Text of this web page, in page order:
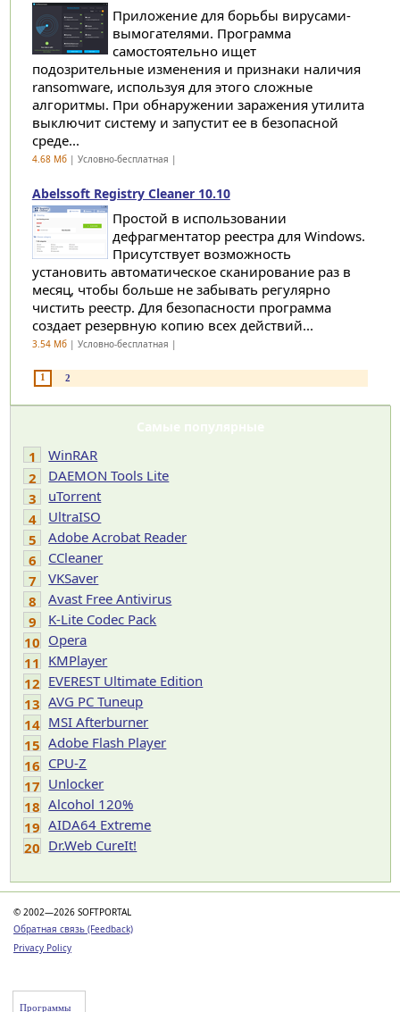
Приложение для борьбы вирусами-
вымогателями. Программа
самостоятельно ищет
подозрительные изменения и признаки наличия
ransomware, используя для этого сложные
алгоритмы. При обнаружении заражения утилита
выключит систему и запустит ее в безопасной
среде...
4.68 Мб| Условно-бесплатная |
Abelssoft Registry Cleaner 10.10
Простой в использовании
дефрагментатор реестра для Windows.
Присутствует возможность
установить автоматическое сканирование раз в
месяц, чтобы больше не забывать регулярно
чистить реестр. Для безопасности программа
создает резервную копию всех действий...
3.54 Мб| Условно-бесплатная |
1 2
Самые популярные
1
WinRAR
2
DAEMON Tools Lite
3
uTorrent
4
UltraISO
5
Adobe Acrobat Reader
6
CCleaner
7
VKSaver
8
Avast Free Antivirus
9
K-Lite Codec Pack
10 Opera
11 KMPlayer
12 EVEREST Ultimate Edition
13 AVG PC Tuneup
14 MSI Afterburner
15 Adobe Flash Player
16 CPU-Z
17 Unlocker
18 Alcohol 120%
19 AIDA64 Extreme
20 Dr.Web CureIt!
© 2002—2026 SOFTPORTAL
Обратная связь (Feedback)
Privacy Policy
Программы